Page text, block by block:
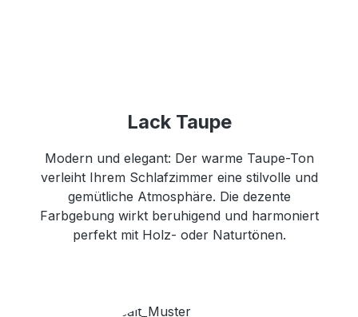
Lack Taupe
Modern und elegant: Der warme Taupe-Ton
verleiht Ihrem Schlafzimmer eine stilvolle und
gemütliche Atmosphäre. Die dezente
Farbgebung wirkt beruhigend und harmoniert
perfekt mit Holz- oder Naturtönen.